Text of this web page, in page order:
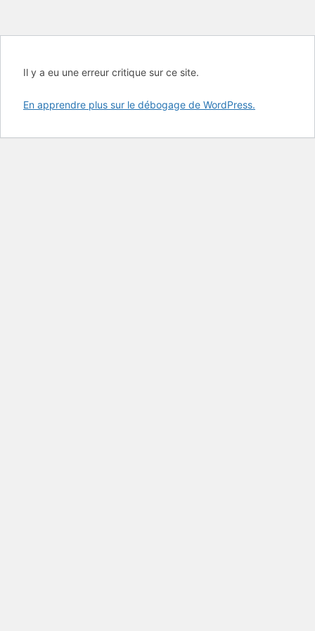
Il y a eu une erreur critique sur ce site.
En apprendre plus sur le débogage de WordPress.